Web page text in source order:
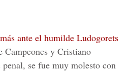
ante el humilde Ludogorets
y Cristiano
penal, se fue muy molesto con